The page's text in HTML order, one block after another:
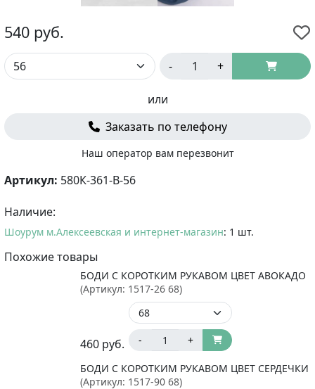
540 руб.
- +
или
Заказать по телефону
Наш оператор вам перезвонит
Артикул: 580К-361-В-56
Наличие:
Шоурум м.Алексеевская и интернет-магазин: 1 шт.
Похожие товары
БОДИ С КОРОТКИМ РУКАВОМ ЦВЕТ АВОКАДО
(Артикул: 1517-26 68)
460 руб. - +
БОДИ С КОРОТКИМ РУКАВОМ ЦВЕТ СЕРДЕЧКИ
(Артикул: 1517-90 68)